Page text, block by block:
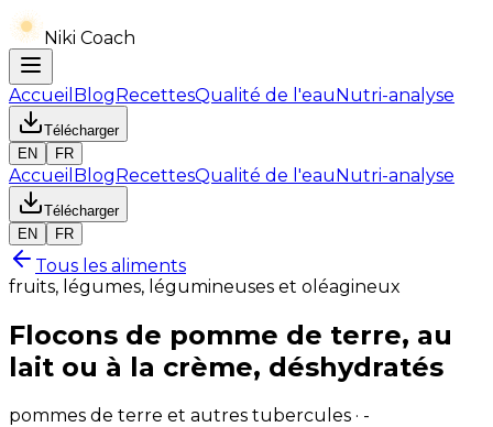
Niki Coach
Accueil BlogRecettesQualité de l'eauNutri-analyse
Télécharger
EN
FR
Accueil BlogRecettesQualité de l'eauNutri-analyse
Télécharger
EN
FR
Tous les aliments
fruits, légumes, légumineuses et oléagineux
Flocons de pomme de terre, au
lait ou à la crème, déshydratés
pommes de terre et autres tubercules · -